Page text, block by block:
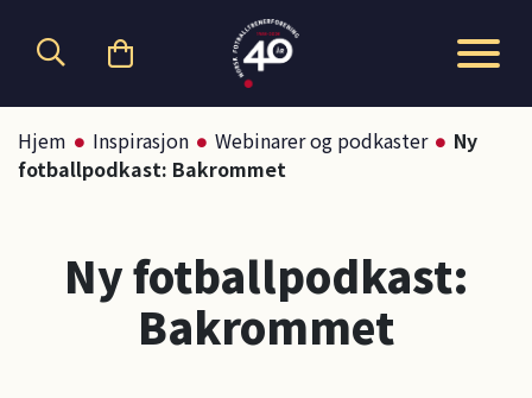
Hjem Inspirasjon Webinarer og podkaster
Ny
fotballpodkast: Bakrommet
Ny fotballpodkast:
Bakrommet